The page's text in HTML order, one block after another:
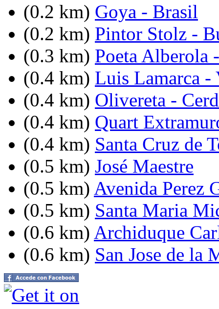
(0.2 km) Goya - Brasil
(0.2 km) Pintor Stolz -
(0.3 km) Poeta Alberola
(0.4 km) Luis Lamarca -
(0.4 km) Olivereta -
(0.4 km) Quart
(0.4 km) Santa Cruz de
(0.5 km) José Maestre
(0.5 km) Avenida Perez
(0.5 km) Santa Maria
(0.6 km) Archiduque
(0.6 km) San Jose de la